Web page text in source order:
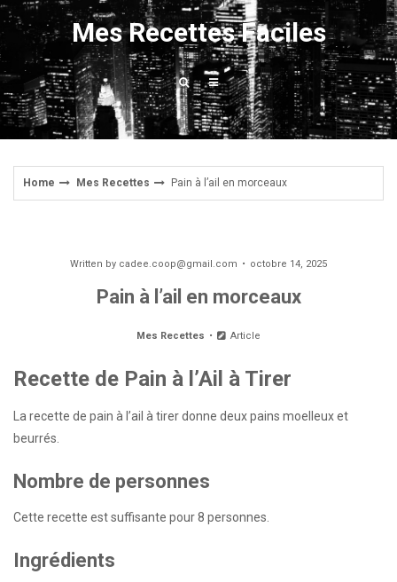
Skip
to
content
Mes Recettes Faciles
Home Mes Recettes Pain à l’ail en morceaux
Written by cadee.coop@gmail.com octobre 14, 2025
Pain à l’ail en morceaux
Mes Recettes Article
Recette de Pain à l’Ail à Tirer
La recette de pain à l’ail à tirer donne deux pains moelleux et
beurrés.
Nombre de personnes
Cette recette est suffisante pour 8 personnes.
Ingrédients